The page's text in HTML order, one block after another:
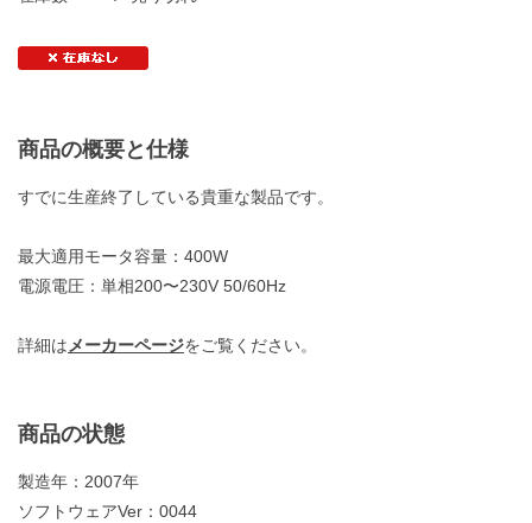
商品の概要と仕様
すでに生産終了している貴重な製品です。
最大適用モータ容量：400W
電源電圧：単相200〜230V 50/60Hz
詳細はメーカーページをご覧ください。
商品の状態
製造年：2007年
ソフトウェアVer：0044